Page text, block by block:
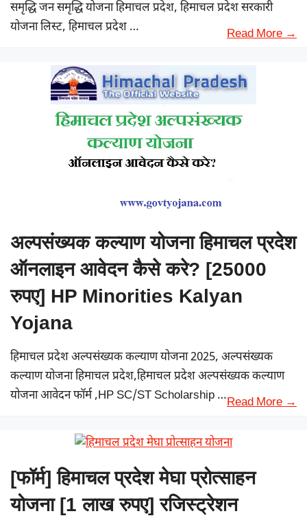
समृद्धि जन समृद्धि योजना हिमाचल प्रदेश, हिमाचल प्रदेश सरकारी
योजना लिस्ट, हिमाचल प्रदेश …
Read More →
अल्पसंख्यक कल्याण योजना हिमाचल प्रदेश
ऑनलाइन आवेदन कैसे करे? [25000
रुपए] HP Minorities Kalyan
Yojana
हिमाचल प्रदेश अल्पसंख्यक कल्याण योजना 2025, अल्पसंख्यक
कल्याण योजना हिमाचल प्रदेश,हिमाचल प्रदेश अल्पसंख्यक कल्याण
योजना आवेदन फॉर्म ,HP SC/ST Scholarship …Read More →
[फॉर्म] हिमाचल प्रदेश मेघा प्रोत्साहन
योजना [1 लाख रुपए] रजिस्ट्रेशन